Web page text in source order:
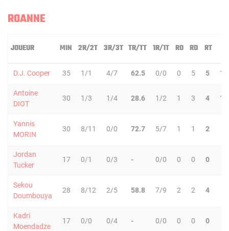
ROANNE
JOUEUR MIN 2R/2T 3R/3T TR/TT 1R/1T RO RD RT
D.J. Cooper 35 1/1 4/7 62.5 0/0 0 5 5 11
Antoine
DIOT
30 1/3 1/4 28.6 1/2 1 3 4 10
Yannis
MORIN
30 8/11 0/0 72.7 5/7 1 1 2
Jordan
Tucker
17 0/1 0/3 - 0/0 0 0 0
Sekou
Doumbouya
28 8/12 2/5 58.8 7/9 2 2 4
Kadri
Moendadze
17 0/0 0/4 - 0/0 0 0 0